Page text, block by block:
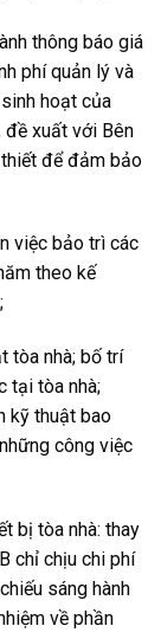
thông báo giá
phí quản lý và
hoạt của
đề xuất với Bên
để đảm bảo
việc bảo trì các
theo kế
tòa nhà; bố trí
tại tòa nhà;
kỹ thuật bao
công việc
bị tòa nhà: thay
chỉ chịu chi phí
sáng hành
về phần